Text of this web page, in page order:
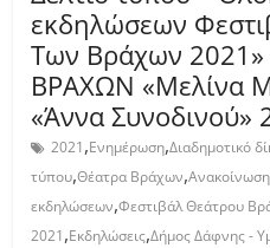
εκδηλώσεων
Των Βράχων
ΒΡΑΧΩΝ «Μελίνα
«Άννα Συνοδινού»
2021,Ενημέρωση,Διαδημοτικό
τύπου,Θέατρα Βράχων,Ανακοίνωση
εκδηλώσεων,Φεστιβάλ Θεάτρου
2021,Εκδηλώσεις,Δήμος Δάφνης -